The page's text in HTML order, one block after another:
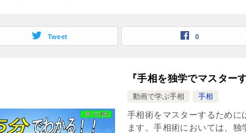
Tweet 0
『手相を独学でマスター
動画で学ぶ手相 手相
手相術をマスターするために
ます。手相術においては、独